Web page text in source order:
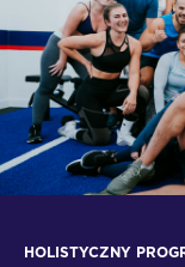
HOLISTYCZNY